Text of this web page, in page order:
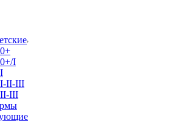
I
I-II-III
II-III